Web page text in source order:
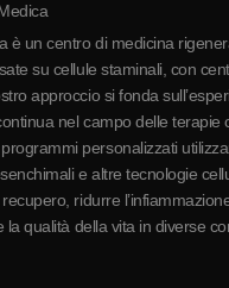
è un centro di medicina
su cellule staminali, con
approccio si fonda
nel campo delle terapie
personalizzati
e altre tecnologie
ridurre
la qualità della vita in diverse